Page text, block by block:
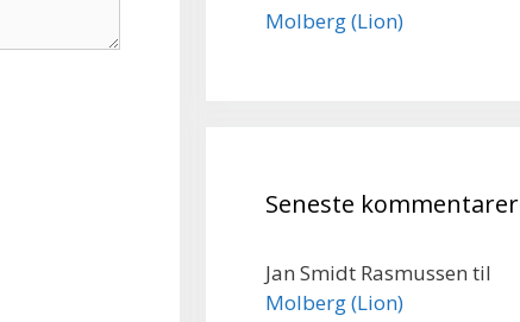
Molberg (Lion)
Seneste kommentarer
Jan Smidt Rasmussen til
Molberg (Lion)